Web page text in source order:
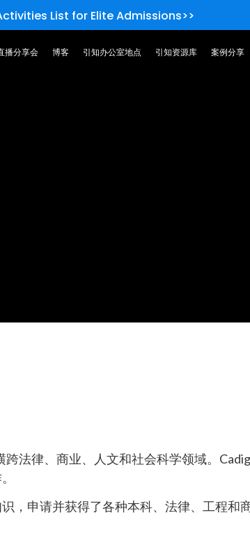
List for Elite Admissions>>
播分享会 博客 引知办公室地点 引知资源库 案例分享
法律、商业、人文和社会科学领域。
，申请并获得了各种本科、法律、工程和